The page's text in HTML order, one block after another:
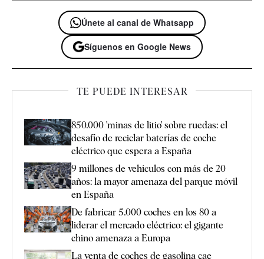
Únete al canal de Whatsapp
Síguenos en Google News
TE PUEDE INTERESAR
850.000 'minas de litio' sobre ruedas: el
desafío de reciclar baterías de coche
eléctrico que espera a España
9 millones de vehículos con más de 20
años: la mayor amenaza del parque móvil
en España
De fabricar 5.000 coches en los 80 a
liderar el mercado eléctrico: el gigante
chino amenaza a Europa
La venta de coches de gasolina cae